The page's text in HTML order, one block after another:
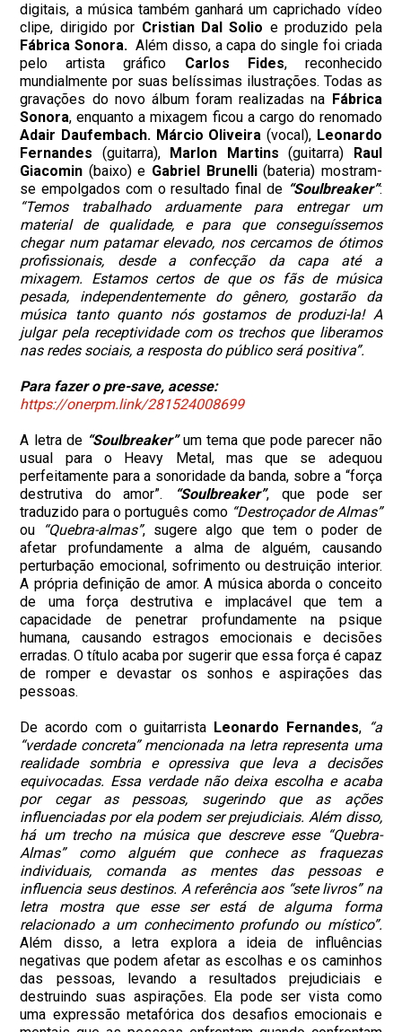
digitais, a música também ganhará um caprichado vídeo
clipe, dirigido por Cristian Dal Solio e produzido pela
Fábrica Sonora. Além disso, a capa do single foi criada
pelo artista gráfico Carlos Fides, reconhecido
mundialmente por suas belíssimas ilustrações. Todas as
gravações do novo álbum foram realizadas na Fábrica
Sonora, enquanto a mixagem ficou a cargo do renomado
Adair Daufembach. Márcio Oliveira (vocal), Leonardo
Fernandes (guitarra), Marlon Martins (guitarra) Raul
Giacomin (baixo) e Gabriel Brunelli(bateria) mostram-
se empolgados com o resultado final de “Soulbreaker”:
“Temos trabalhado arduamente para entregar um
material de qualidade, e para que conseguíssemos
chegar num patamar elevado, nos cercamos de ótimos
profissionais, desde a confecção da capa até a
mixagem. Estamos certos de que os fãs de música
pesada, independentemente do gênero, gostarão da
música tanto quanto nós gostamos de produzi-la! A
julgar pela receptividade com os trechos que liberamos
nas redes sociais, a resposta do público será positiva”.
Para fazer o pre-save, acesse:
https://onerpm.link/281524008699
A letra de “Soulbreaker”um tema que pode parecer não
usual para o Heavy Metal, mas que se adequou
perfeitamente para a sonoridade da banda, sobre a “força
destrutiva do amor”.
“Soulbreaker”, que pode ser
traduzido para o português como “Destroçador de Almas”
ou
“Quebra-almas”, sugere algo que tem o poder de
afetar profundamente a alma de alguém, causando
perturbação emocional, sofrimento ou destruição interior.
A própria definição de amor. A música aborda o conceito
de uma força destrutiva e implacável que tem a
capacidade de penetrar profundamente na psique
humana, causando estragos emocionais e decisões
erradas. O título acaba por sugerir que essa força é capaz
de romper e devastar os sonhos e aspirações das
pessoas.
De acordo com o guitarrista Leonardo Fernandes, “a
“verdade concreta” mencionada na letra representa uma
realidade sombria e opressiva que leva a decisões
equivocadas. Essa verdade não deixa escolha e acaba
por cegar as pessoas, sugerindo que as ações
influenciadas por ela podem ser prejudiciais. Além disso,
há um trecho na música que descreve esse “Quebra-
Almas” como alguém que conhece as fraquezas
individuais, comanda as mentes das pessoas e
influencia seus destinos. A referência aos “sete livros” na
letra mostra que esse ser está de alguma forma
relacionado a um conhecimento profundo ou místico”.
Além disso, a letra explora a ideia de influências
negativas que podem afetar as escolhas e os caminhos
das pessoas, levando a resultados prejudiciais e
destruindo suas aspirações. Ela pode ser vista como
uma expressão metafórica dos desafios emocionais e